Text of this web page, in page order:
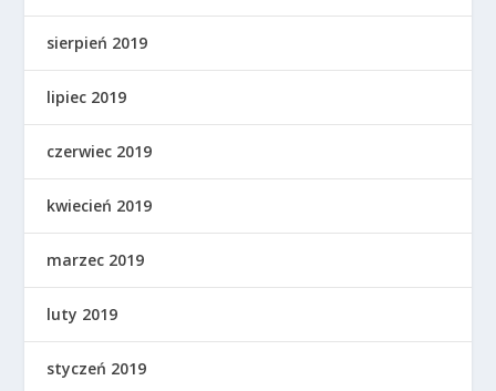
sierpień 2019
lipiec 2019
czerwiec 2019
kwiecień 2019
marzec 2019
luty 2019
styczeń 2019